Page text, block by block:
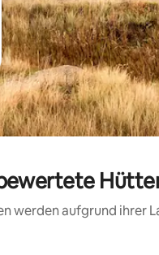
werden aufgrund